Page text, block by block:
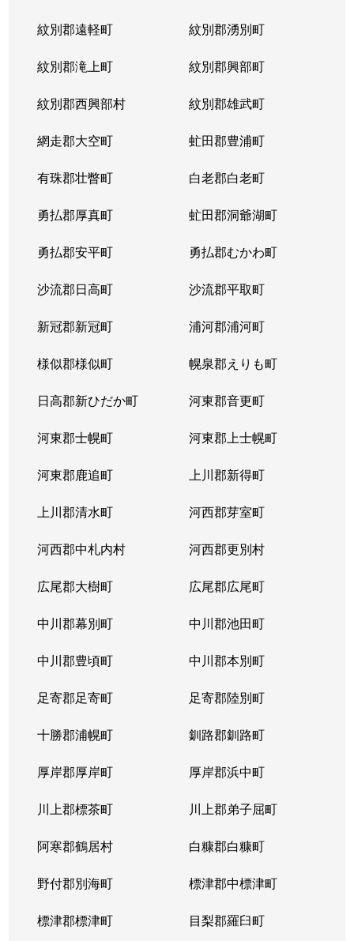
紋別郡遠軽町 紋別郡湧別町
紋別郡滝上町 紋別郡興部町
紋別郡西興部村 紋別郡雄武町
網走郡大空町 虻田郡豊浦町
有珠郡壮瞥町 白老郡白老町
勇払郡厚真町 虻田郡洞爺湖町
勇払郡安平町 勇払郡むかわ町
沙流郡日高町 沙流郡平取町
新冠郡新冠町 浦河郡浦河町
様似郡様似町 幌泉郡えりも町
日高郡新ひだか町 河東郡音更町
河東郡士幌町 河東郡上士幌町
河東郡鹿追町 上川郡新得町
上川郡清水町 河西郡芽室町
河西郡中札内村 河西郡更別村
広尾郡大樹町 広尾郡広尾町
中川郡幕別町 中川郡池田町
中川郡豊頃町 中川郡本別町
足寄郡足寄町 足寄郡陸別町
十勝郡浦幌町 釧路郡釧路町
厚岸郡厚岸町 厚岸郡浜中町
川上郡標茶町 川上郡弟子屈町
阿寒郡鶴居村 白糠郡白糠町
野付郡別海町 標津郡中標津町
標津郡標津町 目梨郡羅臼町